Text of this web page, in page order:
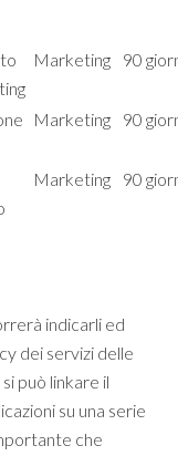
Marketing 90
Marketing 90
Marketing 90
indicarli ed
dei servizi delle
può linkare il
su una serie
che